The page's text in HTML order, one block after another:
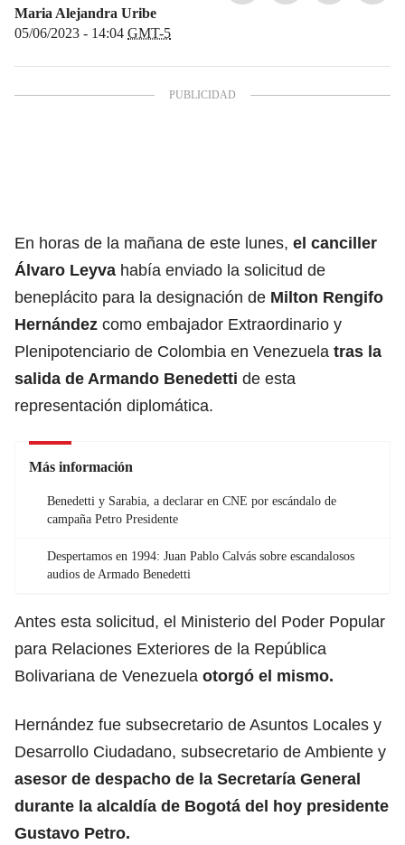
Maria Alejandra Uribe
05/06/2023 - 14:04 GMT-5
En horas de la mañana de este lunes, el canciller
Álvaro Leyva había enviado la solicitud de
beneplácito para la designación de Milton Rengifo
Hernández como embajador Extraordinario y
Plenipotenciario de Colombia en Venezuela tras la
salida de Armando Benedetti de esta
representación diplomática.
Más información
Benedetti y Sarabia, a declarar en CNE por escándalo de
campaña Petro Presidente
Despertamos en 1994: Juan Pablo Calvás sobre escandalosos
audios de Armado Benedetti
Antes esta solicitud, el Ministerio del Poder Popular
para Relaciones Exteriores de la República
Bolivariana de Venezuela otorgó el mismo.
Hernández fue subsecretario de Asuntos Locales y
Desarrollo Ciudadano, subsecretario de Ambiente y
asesor de despacho de la Secretaría General
durante la alcaldía de Bogotá del hoy presidente
Gustavo Petro.